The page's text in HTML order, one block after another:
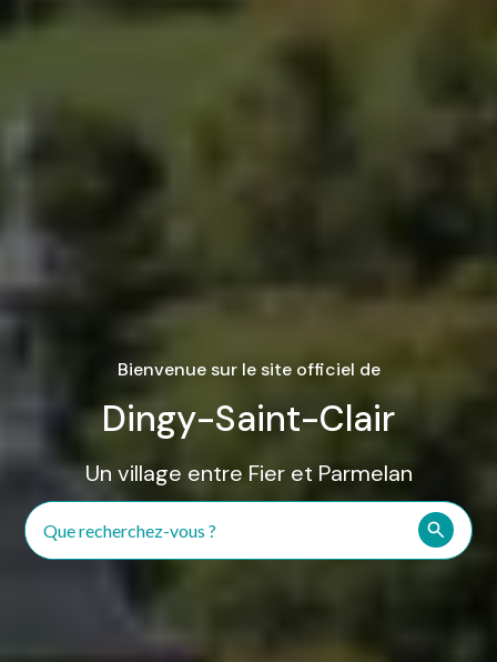
Bienvenue sur le site officiel de
Dingy-Saint-Clair
Un village entre Fier et Parmelan